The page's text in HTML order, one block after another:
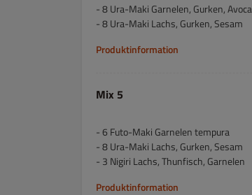
- 8 Ura-Maki Garnelen, Gurken,
- 8 Ura-Maki Lachs, Gurken, Sesam
Produktinformation
Mix 5
- 6 Futo-Maki Garnelen tempura
- 8 Ura-Maki Lachs, Gurken, Sesam
- 3 Nigiri Lachs, Thunfisch, Garnelen
Produktinformation